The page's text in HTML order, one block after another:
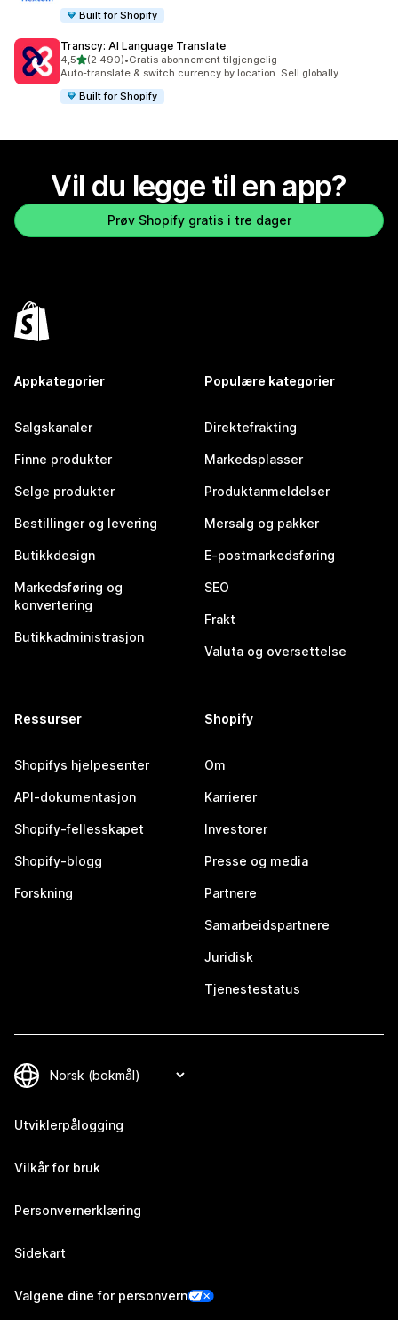
Built for Shopify
Transcy: AI Language Translate
4,5av 5 stjerner
(2 490)
Totalt 2490 omtaler
•Gratis abonnement tilgjengelig
Auto-translate & switch currency by location. Sell globally.
Built for Shopify
Vil du legge til en app?
Prøv Shopify gratis i tre dager
Appkategorier
Salgskanaler
Finne produkter
Selge produkter
Bestillinger og levering
Butikkdesign
Markedsføring og
konvertering
Butikkadministrasjon
Populære kategorier
Direktefrakting
Markedsplasser
Produktanmeldelser
Mersalg og pakker
E-postmarkedsføring
SEO
Frakt
Valuta og oversettelse
Ressurser
Shopifys hjelpesenter
API-dokumentasjon
Shopify-fellesskapet
Shopify-blogg
Forskning
Shopify
Om
Karrierer
Investorer
Presse og media
Partnere
Samarbeidspartnere
Juridisk
Tjenestestatus
Utviklerpålogging
Vilkår for bruk
Personvernerklæring
Sidekart
Valgene dine for personvern